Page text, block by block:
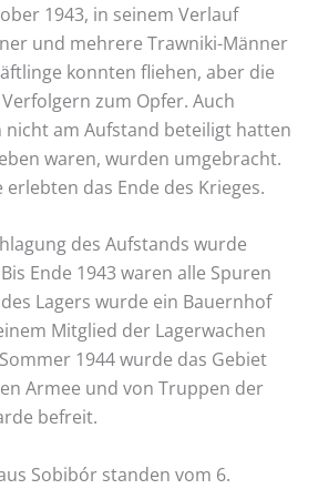
1943, in seinem Verlauf
und mehrere Trawniki-Männer
konnten fliehen, aber die
zum Opfer. Auch
nicht am Aufstand beteiligt hatten
waren, wurden umgebracht.
erlebten das Ende des Krieges.
des Aufstands wurde
Ende 1943 waren alle Spuren
Lagers wurde ein Bauernhof
Mitglied der Lagerwachen
1944 wurde das Gebiet
Armee und von Truppen der
befreit.
Sobibór standen vom 6.